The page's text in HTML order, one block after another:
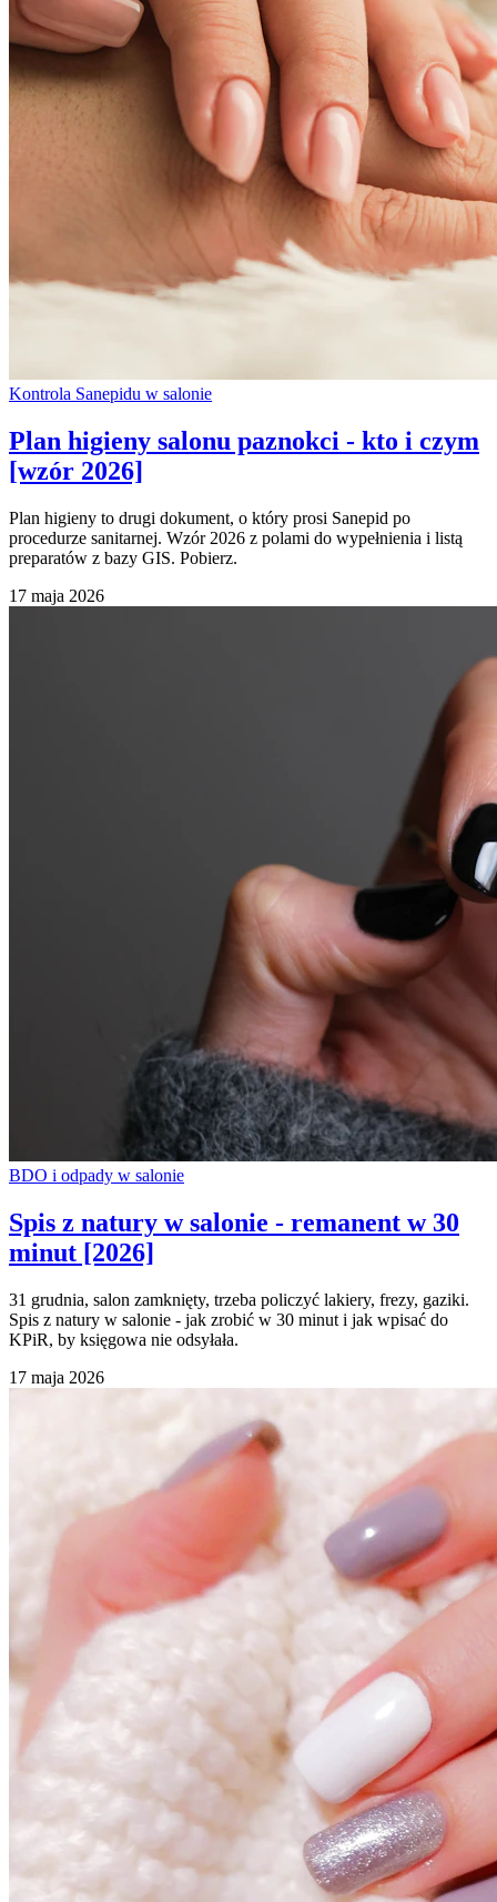
Kontrola Sanepidu w salonie
Plan higieny salonu paznokci - kto i czym
[wzór 2026]
Plan higieny to drugi dokument, o który prosi Sanepid po
procedurze sanitarnej. Wzór 2026 z polami do wypełnienia i listą
preparatów z bazy GIS. Pobierz.
17 maja 2026
BDO i odpady w salonie
Spis z natury w salonie - remanent w 30
minut [2026]
31 grudnia, salon zamknięty, trzeba policzyć lakiery, frezy, gaziki.
Spis z natury w salonie - jak zrobić w 30 minut i jak wpisać do
KPiR, by księgowa nie odsyłała.
17 maja 2026